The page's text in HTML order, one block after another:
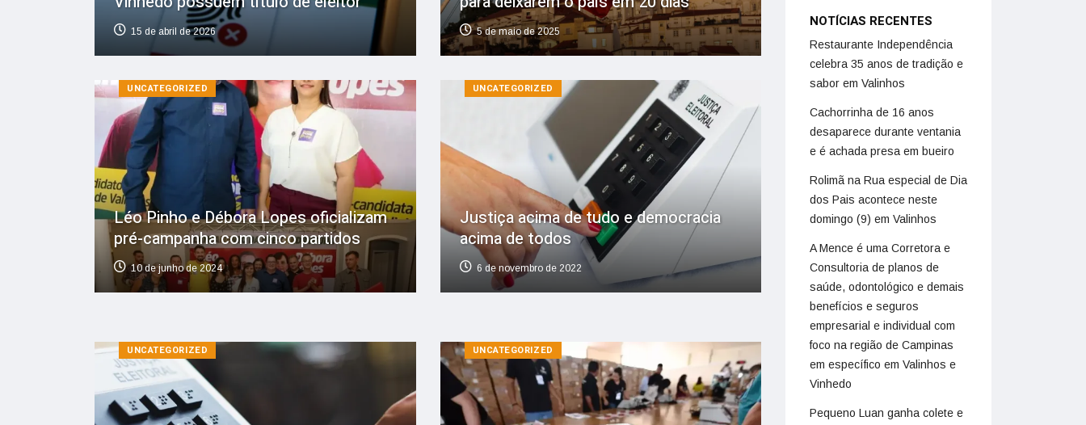
15 de abril de 2026 5 de maio de 2025
UNCATEGORIZED
Léo Pinho e Débora Lopes oficializam
pré-campanha com cinco partidos
10 de junho de 2024
UNCATEGORIZED
Justiça acima de tudo e democracia
acima de todos
6 de novembro de 2022
UNCATEGORIZED UNCATEGORIZED
NOTÍCIAS RECENTES
Restaurante Independência
celebra 35 anos de tradição e
sabor em Valinhos
Cachorrinha de 16 anos
desaparece durante ventania
e é achada presa em bueiro
Rolimã na Rua especial de Dia
dos Pais acontece neste
domingo (9) em Valinhos
A Mence é uma Corretora e
Consultoria de planos de
saúde, odontológico e demais
benefícios e seguros
empresarial e individual com
foco na região de Campinas
em específico em Valinhos e
Vinhedo
Pequeno Luan ganha colete e